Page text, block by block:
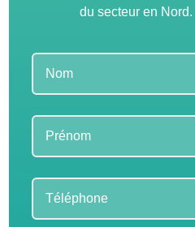
du secteur en Nord.
Leave
this
field